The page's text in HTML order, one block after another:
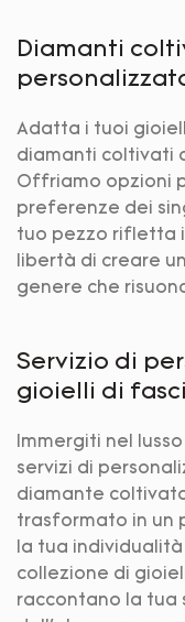
Diamanti
Adatta i tuoi
diamanti coltivati
Offriamo opzioni
preferenze dei
tuo pezzo rifletta
libertà di creare
genere che
Servizio di
gioielli di
Immergiti nel
servizi di
diamante
trasformato in un
la tua
collezione di
raccontano la tua